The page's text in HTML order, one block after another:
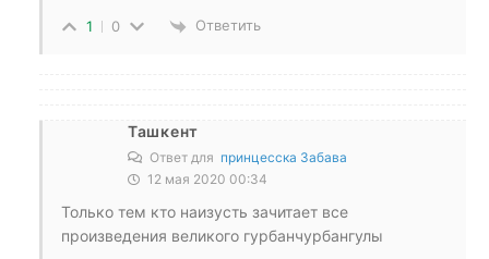
1 0 Ответить
Ташкент
Ответ для принцесска Забава
12 мая 2020 00:34
Только тем кто наизусть зачитает все
произведения великого гурбанчурбангулы